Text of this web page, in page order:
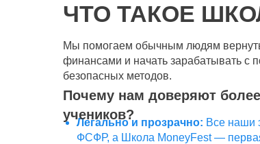
ЧТО ТАКОЕ
Мы помогаем обычным людям
финансами и начать зарабатывать с
безопасных методов.
Легально и прозрачно: Все наши
ФСФР, а Школа MoneyFest —
Почему нам доверяют
учеников?